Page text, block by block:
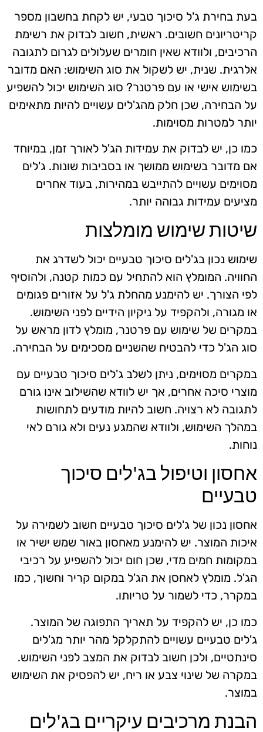
בעת בחירת ג'ל סיכוך טבעי, יש לקחת בחשבון מספר
קריטריונים חשובים. ראשית, חשוב לבדוק את רשימת
הרכיבים, ולוודא שאין חומרים שעלולים לגרום לתגובה
אלרגית. שנית, יש לשקול את סוג השימוש: האם מדובר
בשימוש אישי או עם פרטנר? סוג השימוש יכול להשפיע
על הבחירה, שכן חלק מהג'לים עשויים להיות מתאימים
יותר למטרות מסוימות.
כמו כן, יש לבדוק את עמידות הג'ל לאורך זמן, במיוחד
אם מדובר בשימוש ממושך או בסביבות שונות. ג'לים
מסוימים עשויים להתייבש במהירות, בעוד אחרים
מציעים עמידות גבוהה יותר.
שיטות שימוש מומלצות
שימוש נכון בג'לים סיכוך טבעיים יכול לשדרג את
החוויה. המומלץ הוא להתחיל עם כמות קטנה, ולהוסיף
לפי הצורך. יש להימנע מהחלת ג'ל על אזורים פגומים
או מגורה, ולהקפיד על ניקיון הידיים לפני השימוש.
במקרים של שימוש עם פרטנר, מומלץ לדון מראש על
סוג הג'ל כדי להבטיח שהשניים מסכימים על הבחירה.
במקרים מסוימים, ניתן לשלב ג'לים סיכוך טבעיים עם
מוצרי סיכה אחרים, אך יש לוודא שהשילוב אינו גורם
לתגובה לא רצויה. חשוב להיות מודעים לתחושות
במהלך השימוש, ולוודא שהמגע נעים ולא גורם לאי
נוחות.
אחסון וטיפול בג'לים סיכוך
טבעיים
אחסון נכון של ג'לים סיכוך טבעיים חשוב לשמירה על
איכות המוצר. יש להימנע מאחסון באור שמש ישיר או
במקומות חמים מדי, שכן חום יכול להשפיע על רכיבי
הג'ל. מומלץ לאחסן את הג'ל במקום קריר וחשוך, כמו
במקרר, כדי לשמור על טריותו.
כמו כן, יש להקפיד על תאריך התפוגה של המוצר.
ג'לים טבעיים עשויים להתקלקל מהר יותר מג'לים
סינתטיים, ולכן חשוב לבדוק את המצב לפני השימוש.
במקרה של שינוי צבע או ריח, יש להפסיק את השימוש
במוצר.
הבנת מרכיבים עיקריים בג'לים